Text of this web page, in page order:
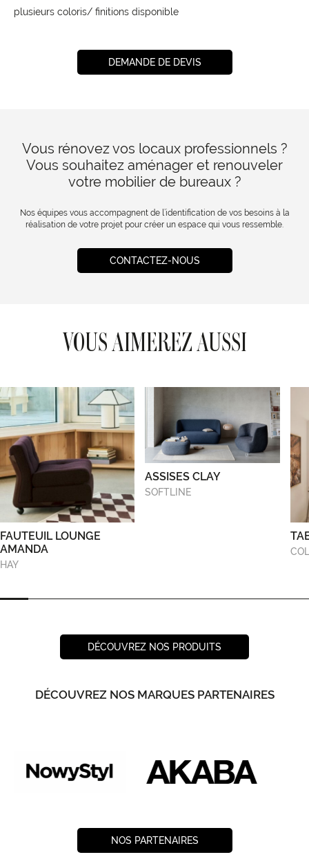
plusieurs coloris/ finitions disponible
DEMANDE DE DEVIS
Vous rénovez vos locaux professionnels ?
Vous souhaitez aménager et renouveler
votre mobilier de bureaux ?
Nos équipes vous accompagnent de l’identification de vos besoins à la
réalisation de votre projet pour créer un espace qui vous ressemble.
CONTACTEZ-NOUS
VOUS AIMEREZ AUSSI
FAUTEUIL LOUNGE
AMANDA
HAY
ASSISES CLAY
SOFTLINE
DÉCOUVREZ NOS PRODUITS
DÉCOUVREZ NOS MARQUES PARTENAIRES
NOS PARTENAIRES